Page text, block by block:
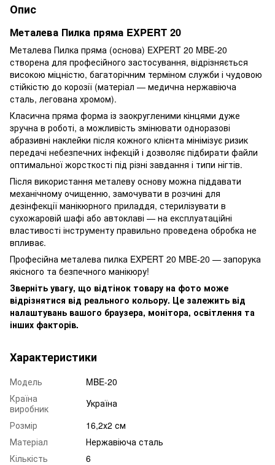
Опис
Металева Пилка пряма EXPERT 20
Металева Пилка пряма (основа) EXPERT 20 MBE-20
створена для професійного застосування, відрізняється
високою міцністю, багаторічним терміном служби і чудовою
стійкістю до корозії (матеріал — медична нержавіюча
сталь, легована хромом).
Класична пряма форма із заокругленими кінцями дуже
зручна в роботі, а можливість змінювати одноразові
абразивні наклейки після кожного клієнта мінімізує ризик
передачі небезпечних інфекцій і дозволяє підбирати файли
оптимальної жорсткості під різні завдання і типи нігтів.
Після використання металеву основу можна піддавати
механічному очищенню, замочувати в розчині для
дезінфекції манікюрного приладдя, стерилізувати в
сухожаровій шафі або автоклаві — на експлуатаційні
властивості інструменту правильно проведена обробка не
впливає.
Професійна металева пилка EXPERT 20 MBE-20 — запорука
якісного та безпечного манікюру!
Зверніть увагу, що відтінок товару на фото може
відрізнятися від реального кольору. Це залежить від
налаштувань вашого браузера, монітора, освітлення та
інших факторів.
Характеристики
Модель
MBE-20
Країна
виробник
Україна
Розмір
16,2х2 см
Матеріал
Нержавіюча сталь
Кількість
6